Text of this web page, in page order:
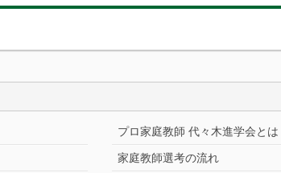
プロ家庭教師 代々木進学会とは
家庭教師選考の流れ